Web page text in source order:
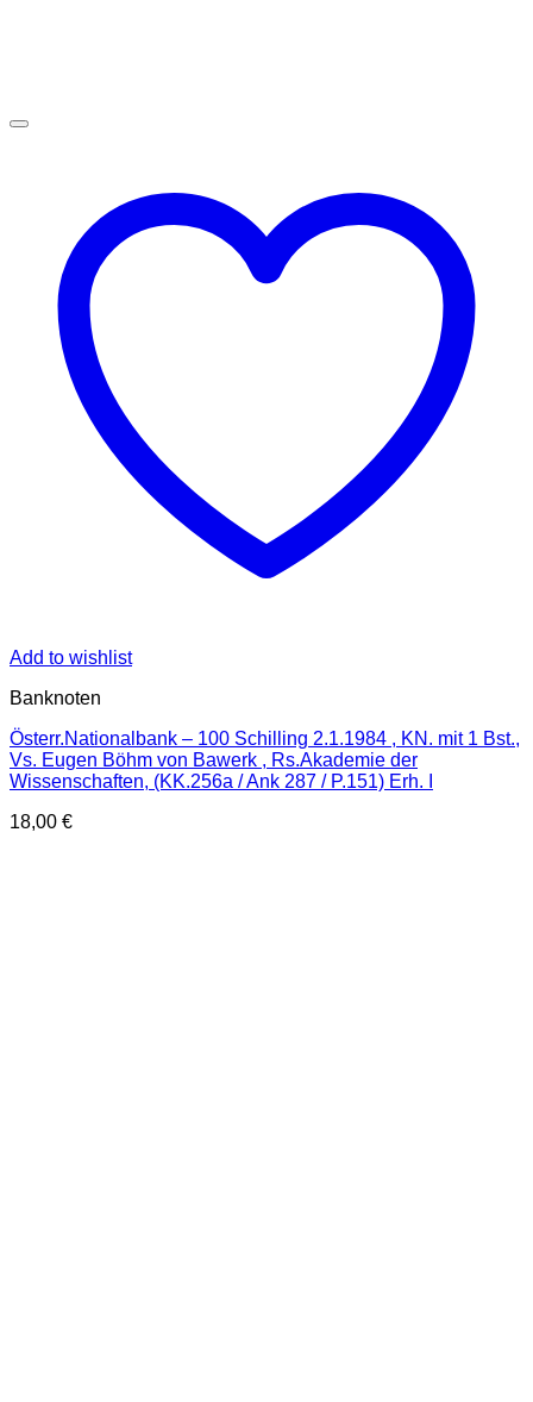
Add to wishlist
Banknoten
Österr.Nationalbank – 100 Schilling 2.1.1984 , KN. mit 1 Bst.,
Vs. Eugen Böhm von Bawerk , Rs.Akademie der
Wissenschaften, (KK.256a / Ank 287 / P.151) Erh. I
18,00 €